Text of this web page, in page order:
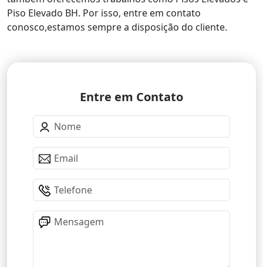
Piso Elevado BH. Por isso, entre em contato
conosco,estamos sempre a disposição do cliente.
Entre em Contato